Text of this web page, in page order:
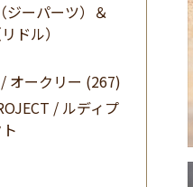
ジーパーツ）＆
ドル）
オークリー (267)
/ ルディプ